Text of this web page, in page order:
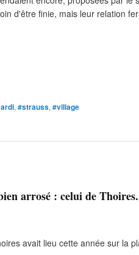
d'être finie, mais leur relation
, #strauss, #village
arrosé : celui de
avait lieu cette année sur la